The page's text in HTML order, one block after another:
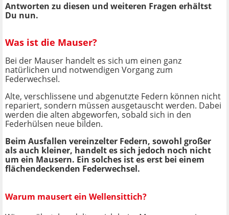
Antworten zu diesen und weiteren Fragen erhältst
Du nun.
Was ist die Mauser?
Bei der Mauser handelt es sich um einen ganz
natürlichen und notwendigen Vorgang zum
Federwechsel.
Alte, verschlissene und abgenutzte Federn können nicht
repariert, sondern müssen ausgetauscht werden. Dabei
werden die alten abgeworfen, sobald sich in den
Federhülsen neue bilden.
Beim Ausfallen vereinzelter Federn, sowohl großer
als auch kleiner, handelt es sich jedoch noch nicht
um ein Mausern. Ein solches ist es erst bei einem
flächendeckenden Federwechsel.
Warum mausert ein Wellensittich?